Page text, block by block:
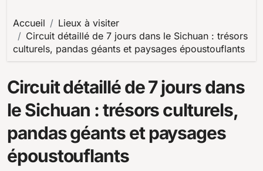
Accueil
Lieux à visiter
Circuit détaillé de 7 jours dans le Sichuan : trésors
culturels, pandas géants et paysages époustouflants
Circuit détaillé de 7 jours dans
le Sichuan : trésors culturels,
pandas géants et paysages
époustouflants